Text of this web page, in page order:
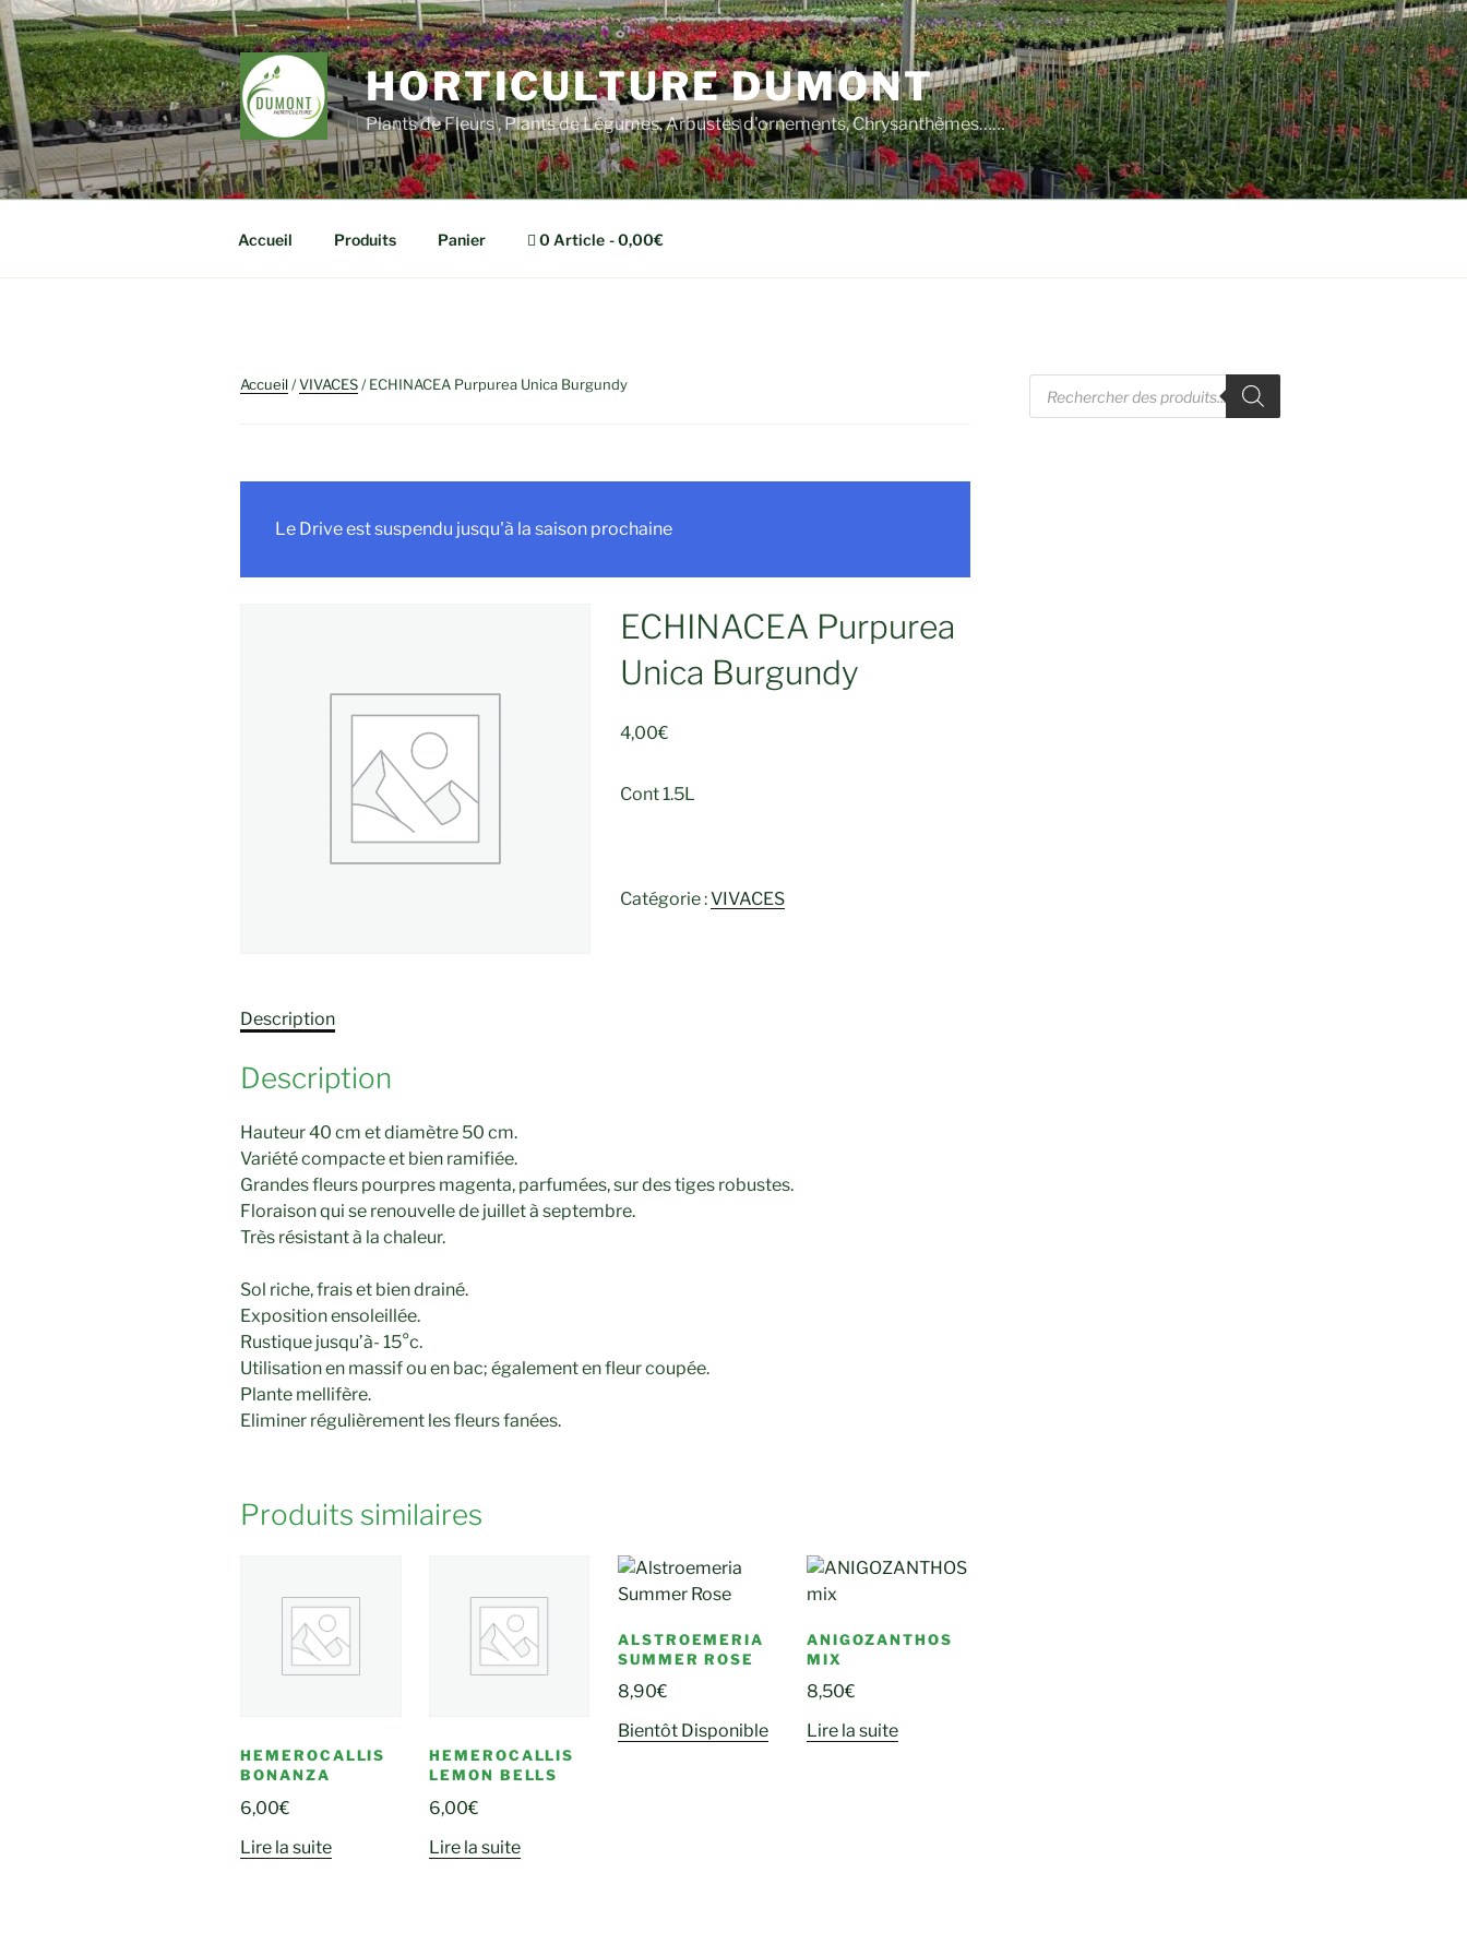
Aller
au
contenu
principal
HORTICULTURE DUMONT
Plants de Fleurs , Plants de Légumes, Arbustes d'ornements, Chrysanthèmes……
Accueil Produits Panier 0 Article 0,00€
Accueil/VIVACES/ ECHINACEA Purpurea Unica Burgundy
Le Drive est suspendu jusqu'à la saison prochaine
ECHINACEA Purpurea
Unica Burgundy
4,00€
Cont 1.5L
Catégorie :VIVACES
Description
Description
Hauteur 40 cm et diamètre 50 cm.
Variété compacte et bien ramifiée.
Grandes fleurs pourpres magenta, parfumées, sur des tiges robustes.
Floraison qui se renouvelle de juillet à septembre.
Très résistant à la chaleur.
Sol riche, frais et bien drainé.
Exposition ensoleillée.
Rustique jusqu’à- 15°c.
Utilisation en massif ou en bac; également en fleur coupée.
Plante mellifère.
Eliminer régulièrement les fleurs fanées.
Produits similaires
HEMEROCALLIS
BONANZA
6,00€
Lire la suite
HEMEROCALLIS
LEMON BELLS
6,00€
Lire la suite
ALSTROEMERIA
SUMMER ROSE
8,90€
Bientôt Disponible
ANIGOZANTHOS
MIX
8,50€
Lire la suite
Recherche